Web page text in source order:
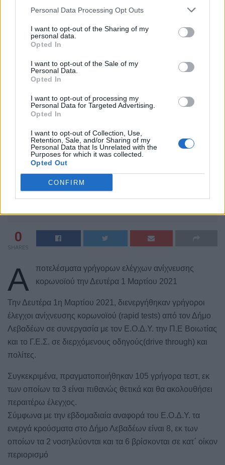
Personal Data Processing Opt Outs
I want to opt-out of the Sharing of my
personal data.
Opted In
I want to opt-out of the Sale of my
Personal Data.
Opted In
I want to opt-out of processing my
Personal Data for Targeted Advertising.
Opted In
I want to opt-out of Collection, Use,
Retention, Sale, and/or Sharing of my
Personal Data that Is Unrelated with the
Purposes for which it was collected.
Opted Out
CONFIRM
Βοιωτία
8 τα ενεργά κρούσματα στο
Δήμο Λεβαδέων
Σύμφωνα με την εβδομαδιαία αναφορά του Ε.Ο.Δ.Υ.
2 Μαρτίου, 2021
0
SHARES
Α
ποτελέσματα γρήγορων ελέγχων ανίχνευσης
κορωνοϊού την Δευτέρα 1 Μαρτίου 2021
Την Δευτέρα 1η Μαρτίου 2021, διενεργήθηκαν γρήγοροι
έλεγχοι ανίχνευσης κορωνοϊού (rapid tests) από τον Δήμο
Λεβαδέων σε συνεργασία με τον Ε.Ο.Δ.Υ. την Π.Ε Βοιωτίας
και το Γ.Ε.Σ. σε διερχόμενους οδηγούς(drive through) και
πολίτες.
Συγκεκριμένα, πραγματοποιήθηκαν 105 γρήγορα τεστ, εκ
των οποίων τα 3 είναι πιθανώς θετικά και θα ακολουθήσει
περαιτέρω έλεγχος.
Σύμφωνα με την εβδομαδιαία αναφορά του Ε.Ο.Δ.Υ. τα
ενεργά κρούσματα στο Δήμο Λεβαδέων είναι 8, εκ των
οποίων τα 2 νοσηλεύονται και τα 6 βρίσκονται σε κατ΄ οίκον
περιορισμό